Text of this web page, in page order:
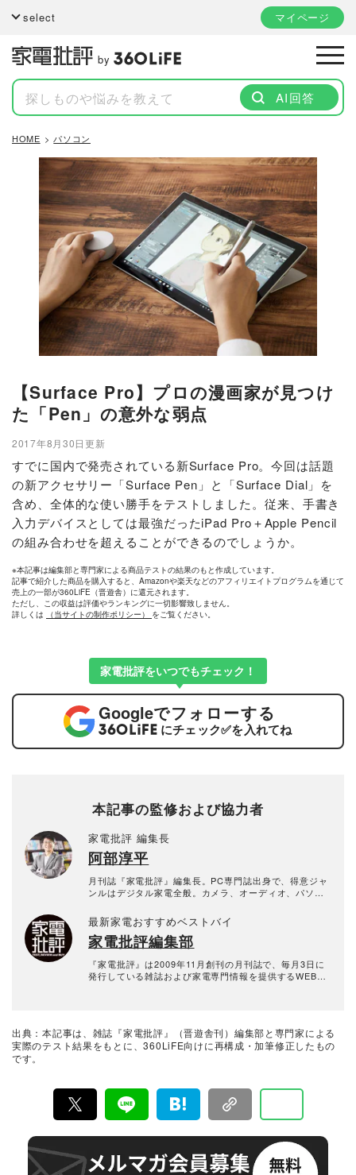
select マイページ
by
AI回答
HOME パソコン
【Surface Pro】プロの漫画家が見つけ
た「Pen」の意外な弱点
2017年8月30日更新
すでに国内で発売されている新Surface Pro。今回は話題
の新アクセサリー「Surface Pen」と「Surface Dial」を
含め、全体的な使い勝手をテストしました。従来、手書き
入力デバイスとしては最強だったiPad Pro＋Apple Pencil
の組み合わせを超えることができるのでしょうか。
※本記事は編集部と専門家による商品テストの結果のもと作成しています。
記事で紹介した商品を購入すると、Amazonや楽天などのアフィリエイトプログラムを通じて
売上の一部が360LiFE（晋遊舎）に還元されます。
ただし、この収益は評価やランキングに一切影響致しません。
詳しくは
（当サイトの制作ポリシー） をご覧ください。
家電批評をいつでもチェック！
Googleでフォローする
にチェック✅を入れてね
本記事の監修および協力者
家電批評 編集長
阿部淳平
月刊誌『家電批評』編集長。PC専門誌出身で、得意ジャ
ンルはデジタル家電全般。カメラ、オーディオ、パソコ
ュー”を多数執筆。NHK『あさイチ』、日本テレビ『ZI
P!』、TBSラジオ『爆笑問題の日曜サンデー』、YouTub
e『PIVOT 公式チャンネル』などメディア出演も多数。
最新家電おすすめベストバイ
家電批評編集部
『家電批評』は2009年11月創刊の月刊誌で、毎月3日に
発行している雑誌および家電専門情報を提供するWEBメ
検証機関が実機テストを行い、価格やブランドに惑わさ
れることなく製品の本質的な性能を見極め、その良し悪
出典：本記事は、雑誌『家電批評』（晋遊舎刊）編集部と専門家による
実際のテスト結果をもとに、360LiFE向けに再構成・加筆修正したもの
です。